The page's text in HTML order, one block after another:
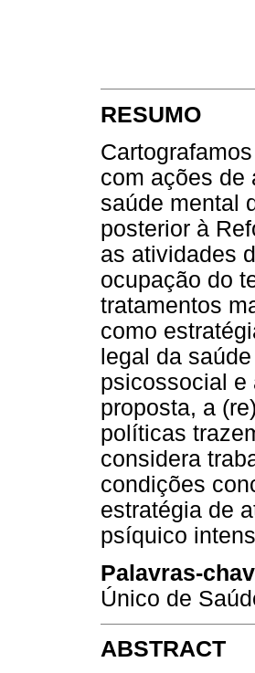
RESUMO
com ações de
saúde mental
posterior à
as atividades
ocupação do
tratamentos
como
legal da
psicossocial e
proposta, a
políticas
considera
condições
estratégia de
psíquico
Palavras-
Único de
ABSTRACT